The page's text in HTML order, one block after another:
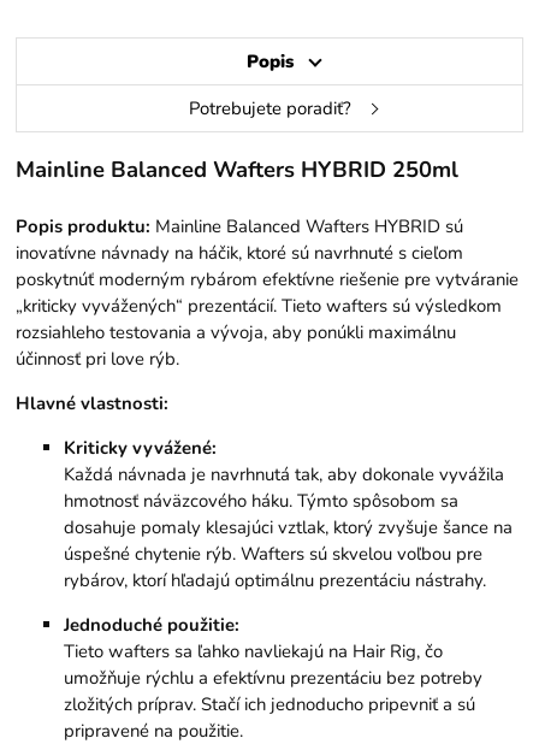
Popis
Potrebujete poradiť?
Mainline Balanced Wafters HYBRID 250ml
Popis produktu: Mainline Balanced Wafters HYBRID sú
inovatívne návnady na háčik, ktoré sú navrhnuté s cieľom
poskytnúť moderným rybárom efektívne riešenie pre vytváranie
„kriticky vyvážených“ prezentácií. Tieto wafters sú výsledkom
rozsiahleho testovania a vývoja, aby ponúkli maximálnu
účinnosť pri love rýb.
Hlavné vlastnosti:
Kriticky vyvážené:
Každá návnada je navrhnutá tak, aby dokonale vyvážila
hmotnosť náväzcového háku. Týmto spôsobom sa
dosahuje pomaly klesajúci vztlak, ktorý zvyšuje šance na
úspešné chytenie rýb. Wafters sú skvelou voľbou pre
rybárov, ktorí hľadajú optimálnu prezentáciu nástrahy.
Jednoduché použitie:
Tieto wafters sa ľahko navliekajú na Hair Rig, čo
umožňuje rýchlu a efektívnu prezentáciu bez potreby
zložitých príprav. Stačí ich jednoducho pripevniť a sú
pripravené na použitie.